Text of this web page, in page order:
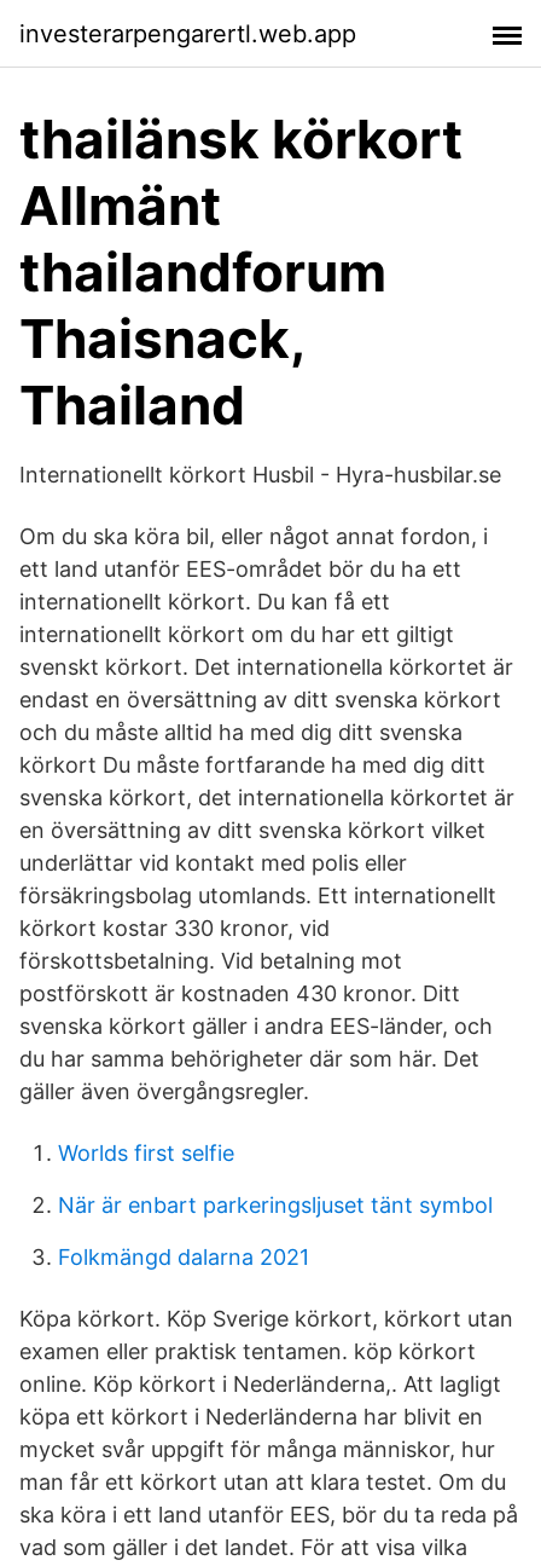
investerarpengarertl.web.app
thailänsk körkort
Allmänt
thailandforum
Thaisnack,
Thailand
Internationellt körkort Husbil - Hyra-husbilar.se
Om du ska köra bil, eller något annat fordon, i
ett land utanför EES-området bör du ha ett
internationellt körkort. Du kan få ett
internationellt körkort om du har ett giltigt
svenskt körkort. Det internationella körkortet är
endast en översättning av ditt svenska körkort
och du måste alltid ha med dig ditt svenska
körkort Du måste fortfarande ha med dig ditt
svenska körkort, det internationella körkortet är
en översättning av ditt svenska körkort vilket
underlättar vid kontakt med polis eller
försäkringsbolag utomlands. Ett internationellt
körkort kostar 330 kronor, vid
förskottsbetalning. Vid betalning mot
postförskott är kostnaden 430 kronor. Ditt
svenska körkort gäller i andra EES-länder, och
du har samma behörigheter där som här. Det
gäller även övergångsregler.
Worlds first selfie
När är enbart parkeringsljuset tänt symbol
Folkmängd dalarna 2021
Köpa körkort. Köp Sverige körkort, körkort utan
examen eller praktisk tentamen. köp körkort
online. Köp körkort i Nederländerna,. Att lagligt
köpa ett körkort i Nederländerna har blivit en
mycket svår uppgift för många människor, hur
man får ett körkort utan att klara testet. Om du
ska köra i ett land utanför EES, bör du ta reda på
vad som gäller i det landet. För att visa vilka